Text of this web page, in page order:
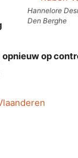
Hannelore
Den Berghe
op